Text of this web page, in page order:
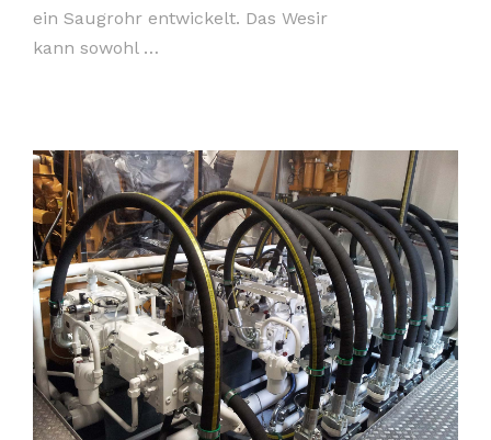
ein Saugrohr entwickelt. Das Wesir
kann sowohl …